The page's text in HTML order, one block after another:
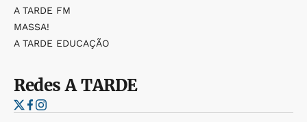
A TARDE FM
MASSA!
A TARDE EDUCAÇÃO
RedesA TARDE